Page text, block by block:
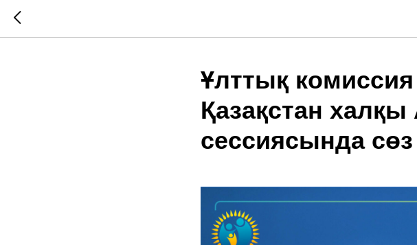
Ұлттық
Қазақстан
сессиясында сөз